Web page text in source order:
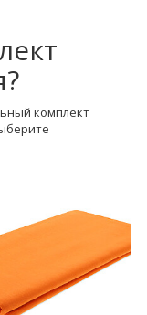
комплект